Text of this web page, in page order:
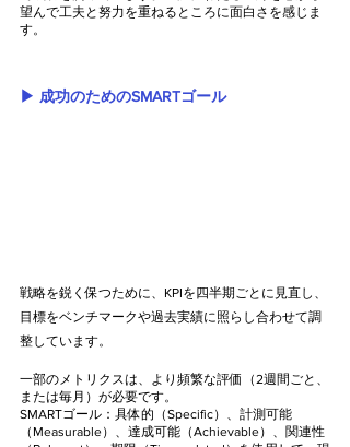
望んで工夫と努力を重ねるところに面白さを感じま
す。
▶︎ 成功のためのSMARTゴール
戦略を鋭く保つために、KPIを四半期ごとに見直し、
目標をベンチマークや過去実績に照らし合わせて調
整しています。
一部のメトリクスは、より頻繁な評価（2週間ごと、
または毎月）が必要です。
SMARTゴール：具体的（Specific）、計測可能
（Measurable）、達成可能（Achievable）、関連性